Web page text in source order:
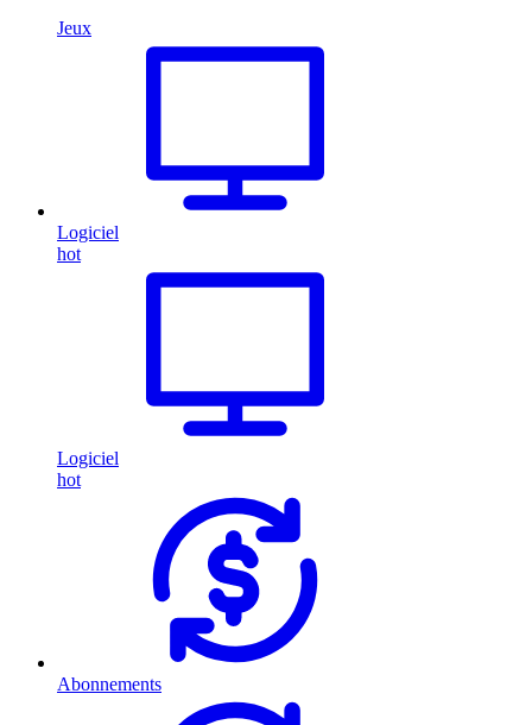
Jeux
Logiciel
hot
Logiciel
hot
Abonnements